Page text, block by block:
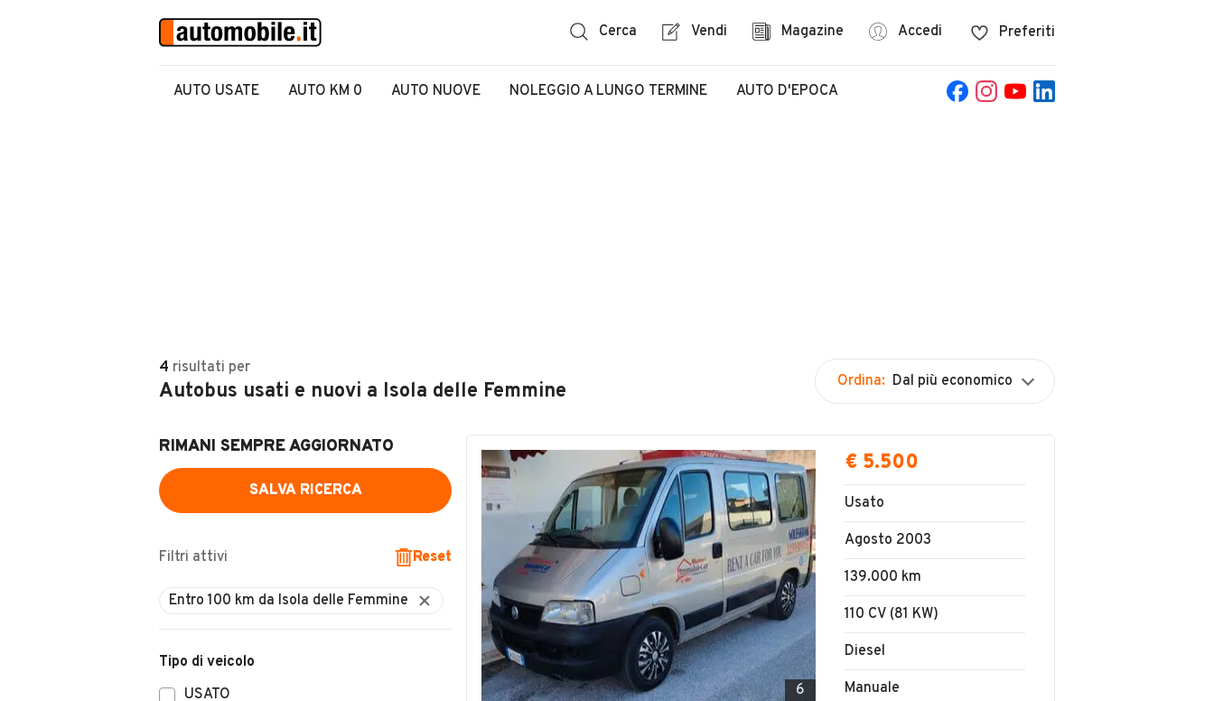
Cerca Vendi Magazine Accedi Preferiti
AUTO USATE AUTO KM 0 AUTO NUOVE NOLEGGIO A LUNGO TERMINE AUTO D'EPOCA
4 risultati per
Autobus usati e nuovi a Isola delle Femmine Ordina: Dal più economico
RIMANI SEMPRE AGGIORNATO
SALVA RICERCA
Filtri attivi Reset
Tipo di veicolo
USATO
6
€ 5.500
Usato
Agosto 2003
139.000 km
110 CV (81 KW)
Diesel
Manuale